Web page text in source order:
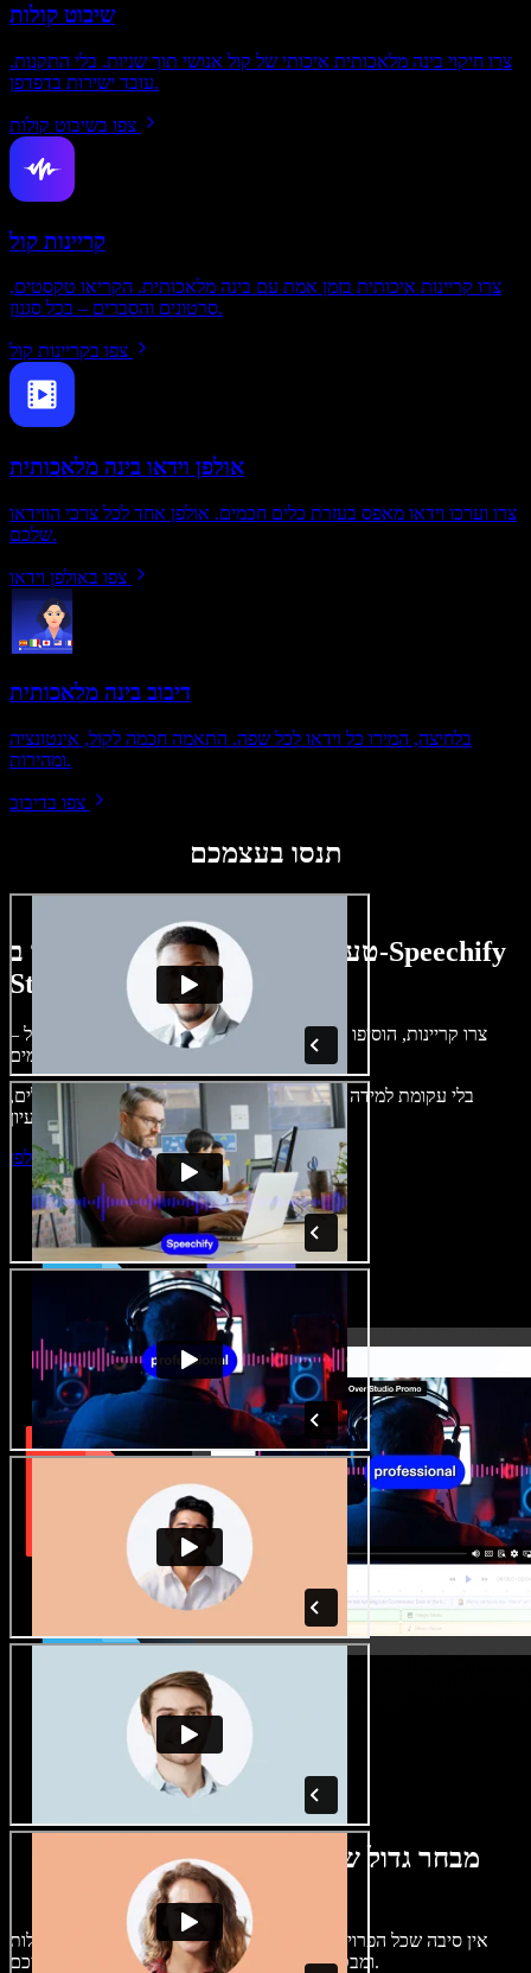
שיבוט קולות
צרו חיקוי בינה מלאכותית איכותי של קול אנושי תוך שניות. בלי התקנות.
עובד ישירות בדפדפן.
צפו בשיבוט קולות
קריינות קול
צרו קריינות איכותית בזמן אמת עם בינה מלאכותית. הקריאו טקסטים,
סרטונים והסברים – בכל סגנון.
צפו בקריינות קול
אולפן וידאו בינה מלאכותית
צרו וערכו וידאו מאפס בעזרת כלים חכמים. אולפן אחד לכל צרכי הווידאו
שלכם.
צפו באולפן וידאו
דיבוב בינה מלאכותית
בלחיצה, המירו כל וידאו לכל שפה. התאמה חכמה לקול, אינטונציה
ומהירות.
צפו בדיבוב
תנסו בעצמכם
טעימה קטנה ממה שתוכלו ליצור ב-Speechify
Studio.
צרו קריינות, הוסיפו תמונות ללא זכויות, אודיו, סרטונים ושיבוט קול –
בלי עקומת למידה – הכול זמין בדפדפן. יוצרי תוכן כבר לא מוגבלים,
התחילו ליצור באולפן
מבחר גדול של קולות נשים וגברים במגוון
מבטאים
אין סיבה שכל הפרויקטים יישמעו אותו דבר. בחרו מתוך מאות קולות
ומבטאים של בינה מלאכותית והתאימו אותם אליכם.